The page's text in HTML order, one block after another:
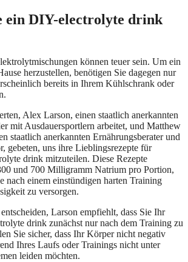
ein DIY-electrolyte drink
können teuer sein. Um ein
herzustellen, benötigen Sie dagegen nur
bereits in Ihrem Kühlschrank oder
Alex Larson, einen staatlich anerkannten
mit Ausdauersportlern arbeitet, und Matthew
staatlich anerkannten Ernährungsberater und
gebeten, uns ihre Lieblingsrezepte für
drink mitzuteilen. Diese Rezepte
und 700 Milligramm Natrium pro Portion,
nach einem einstündigen harten Training
zu versorgen.
Larson empfiehlt, dass Sie Ihr
drink zunächst nur nach dem Training zu
Sie sicher, dass Ihr Körper nicht negativ
Ihres Laufs oder Trainings nicht unter
leiden möchten.